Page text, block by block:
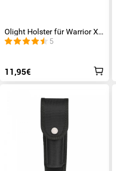
Olight Holster für Warrior X
Pro
5
11,95€